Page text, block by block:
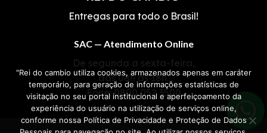
Entregas para todo o Brasil!
SAC — Atendimento Online
De segunda a sexta-feira,
das 08h às 18h.
Fone:0800 052 3500
"Rei do cambio utiliza cookies, armazenados apenas em caráter
temporário, para geração de informações estatísticas de
visitação no seu portal institucional e aperfeiçoamento da
experiência do usuário na utilização de serviços online,
conforme nossa Política de Privacidade e Proteção de Dados